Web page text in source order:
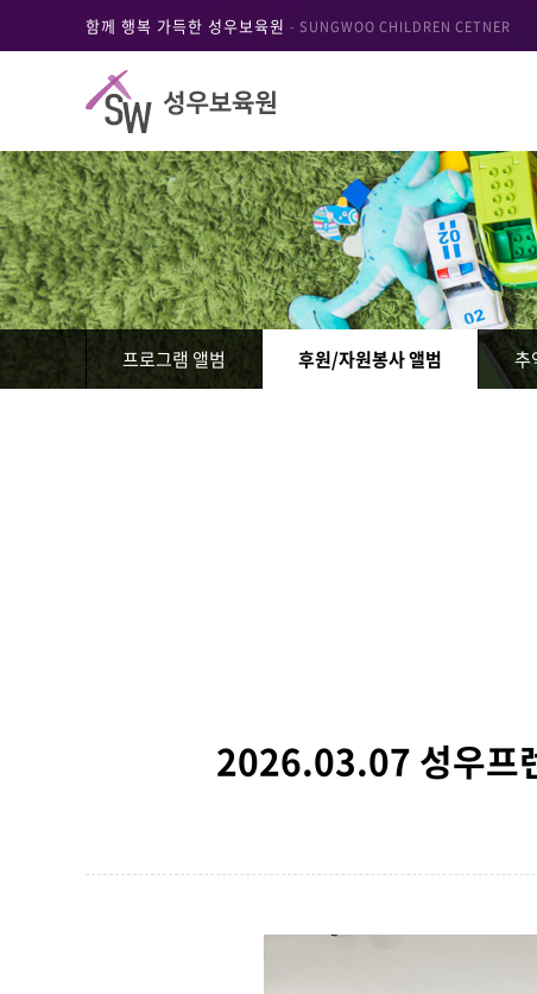
함께 행복 가득한 성우보육원 - SUNGWOO CHILDREN CETNER
프로그램 앨범 후원/자원봉사 앨범 추
2026.03.07 성우프